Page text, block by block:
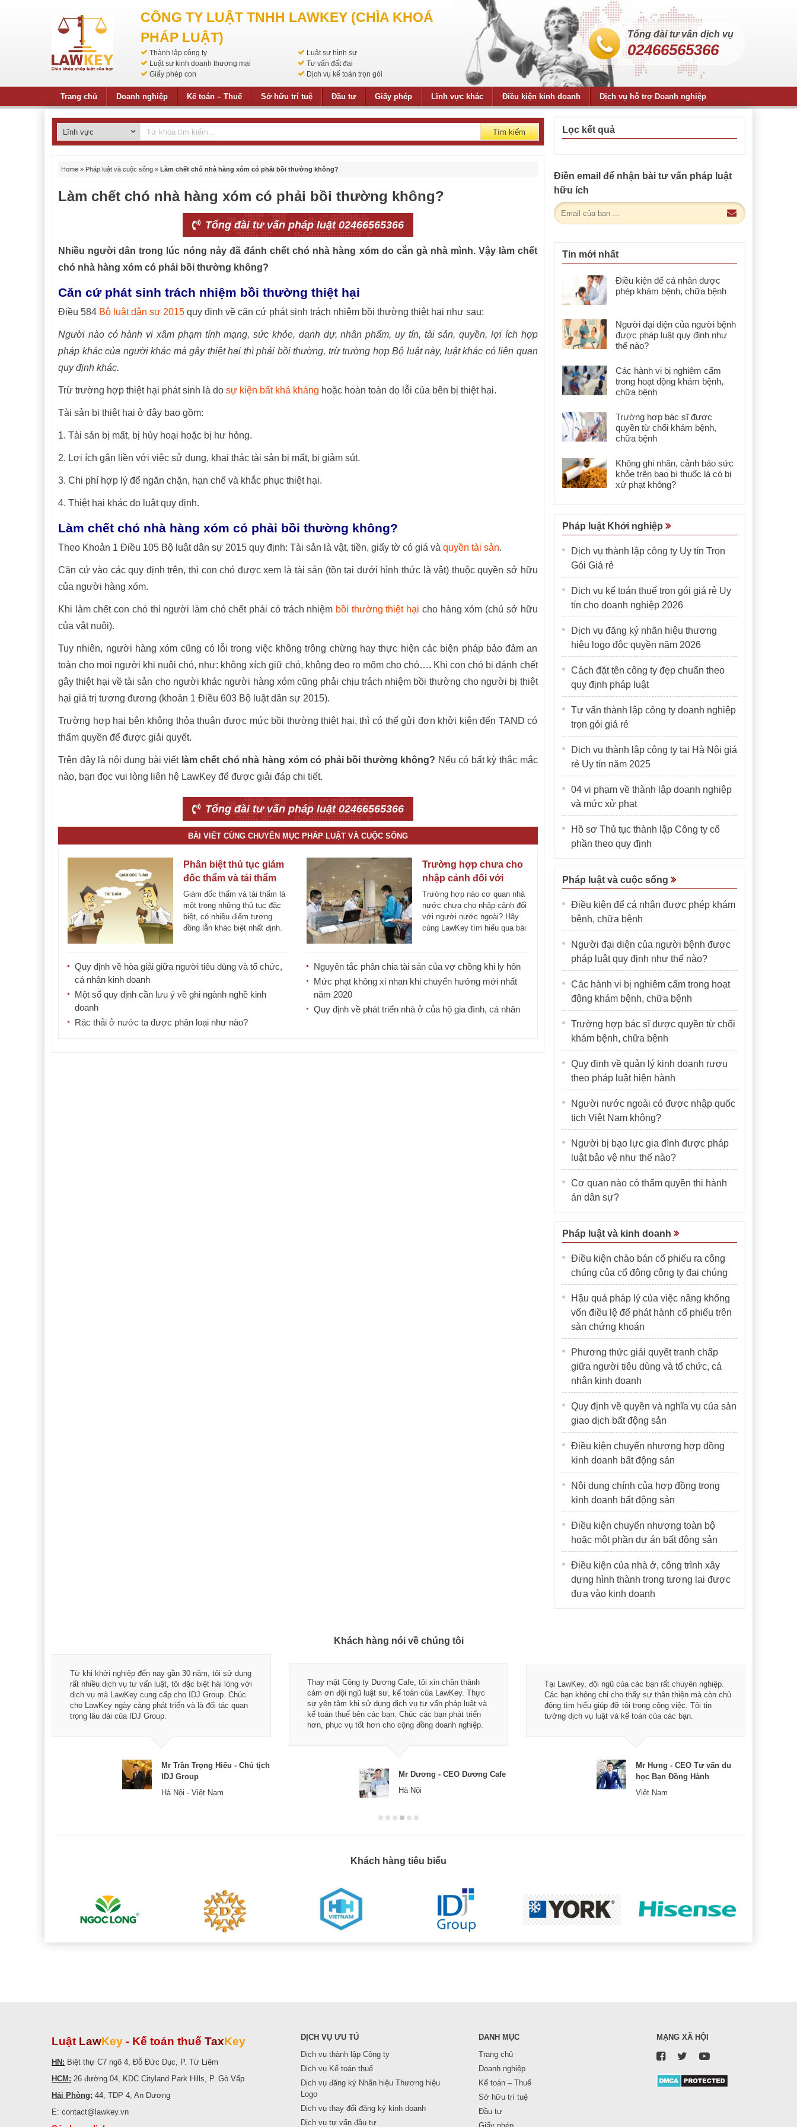
CÔNG TY LUẬT TNHH LAWKEY (CHÌA KHOÁ
PHÁP LUẬT)
Thành lập công ty
Luật sư hình sự
Luật sư kinh doanh thương mại
Tư vấn đất đai
Giấy phép con
Dịch vụ kế toán trọn gói
Tổng đài tư vấn dịch vụ
02466565366
Trang chủ Doanh nghiệp Kế toán – Thuế Sở hữu trí tuệ Đầu tư Giấy phép Lĩnh vực khác Điều kiện kinh doanh Dịch vụ hỗ trợ Doanh nghiệp
Tìm kiếm
Home » Pháp luật và cuộc sống » Làm chết chó nhà hàng xóm có phải bồi thường không?
Làm chết chó nhà hàng xóm có phải bồi thường không?
Tổng đài tư vấn pháp luật 02466565366
Nhiều người dân trong lúc nóng nảy đã đánh chết chó nhà hàng xóm do cắn gà nhà mình. Vậy làm chết
chó nhà hàng xóm có phải bồi thường không?
Căn cứ phát sinh trách nhiệm bồi thường thiệt hại
Điều 584 Bộ luật dân sự 2015 quy định về căn cứ phát sinh trách nhiệm bồi thường thiệt hại như sau:
Người nào có hành vi xâm phạm tính mạng, sức khỏe, danh dự, nhân phẩm, uy tín, tài sản, quyền, lợi ích hợp
pháp khác của người khác mà gây thiệt hại thì phải bồi thường, trừ trường hợp Bộ luật này, luật khác có liên quan
quy định khác.
Trừ trường hợp thiệt hại phát sinh là do sự kiện bất khả kháng hoặc hoàn toàn do lỗi của bên bị thiệt hại.
Tài sản bị thiệt hại ở đây bao gồm:
1. Tài sản bị mất, bị hủy hoại hoặc bị hư hỏng.
2. Lợi ích gắn liền với việc sử dụng, khai thác tài sản bị mất, bị giảm sút.
3. Chi phí hợp lý để ngăn chặn, hạn chế và khắc phục thiệt hại.
4. Thiệt hại khác do luật quy định.
Làm chết chó nhà hàng xóm có phải bồi thường không?
Theo Khoản 1 Điều 105 Bộ luật dân sự 2015 quy định: Tài sản là vật, tiền, giấy tờ có giá và quyền tài sản.
Căn cứ vào các quy định trên, thì con chó được xem là tài sản (tồn tại dưới hình thức là vật) thuộc quyền sở hữu
của người hàng xóm.
Khi làm chết con chó thì người làm chó chết phải có trách nhiệm bồi thường thiệt hại cho hàng xóm (chủ sở hữu
của vật nuôi).
Tuy nhiên, người hàng xóm cũng có lỗi trong việc không trông chừng hay thực hiện các biện pháp bảo đảm an
toàn cho mọi người khi nuôi chó, như: không xích giữ chó, không đeo rọ mõm cho chó…. Khi con chó bị đánh chết
gây thiệt hại về tài sản cho người khác người hàng xóm cũng phải chịu trách nhiệm bồi thường cho người bị thiệt
hại giá trị tương đương (khoản 1 Điều 603 Bộ luật dân sự 2015).
Trường hợp hai bên không thỏa thuận được mức bồi thường thiệt hại, thì có thể gửi đơn khởi kiện đến TAND có
thẩm quyền để được giải quyết.
Trên đây là nội dung bài viết làm chết chó nhà hàng xóm có phải bồi thường không? Nếu có bất kỳ thắc mắc
nào, bạn đọc vui lòng liên hệ LawKey để được giải đáp chi tiết.
Tổng đài tư vấn pháp luật 02466565366
BÀI VIẾT CÙNG CHUYÊN MỤC PHÁP LUẬT VÀ CUỘC SỐNG
Phân biệt thủ tục giám
đốc thẩm và tái thẩm
trong tố tụng dân sự
Giám đốc thẩm và tái thẩm là
một trong những thủ tục đặc
biệt, có nhiều điểm tương
đồng lẫn khác biệt nhất định.
Quy định về hòa giải giữa người tiêu dùng và tổ chức,
cá nhân kinh doanh
Một số quy định cần lưu ý về ghi ngành nghề kinh
doanh
Rác thải ở nước ta được phân loại như nào?
Trường hợp chưa cho
nhập cảnh đối với
người nước ngoài
Trường hợp nào cơ quan nhà
nước chưa cho nhập cảnh đối
với người nước ngoài? Hãy
cùng LawKey tìm hiểu qua bài
Nguyên tắc phân chia tài sản của vợ chồng khi ly hôn
Mức phạt không xi nhan khi chuyển hướng mới nhất
năm 2020
Quy định về phát triển nhà ở của hộ gia đình, cá nhân
Lọc kết quả
Điền email để nhận bài tư vấn pháp luật
hữu ích
Tin mới nhất
Điều kiện để cá nhân được
phép khám bệnh, chữa bệnh
Người đại diện của người bệnh
được pháp luật quy định như
thế nào?
Các hành vi bị nghiêm cấm
trong hoạt động khám bệnh,
chữa bệnh
Trường hợp bác sĩ được
quyền từ chối khám bệnh,
chữa bệnh
Không ghi nhãn, cảnh báo sức
khỏe trên bao bì thuốc lá có bị
xử phạt không?
Pháp luật Khởi nghiệp
Dịch vụ thành lập công ty Uy tín Trọn
Gói Giá rẻ
Dịch vụ kế toán thuế trọn gói giá rẻ Uy
tín cho doanh nghiệp 2026
Dịch vụ đăng ký nhãn hiệu thương
hiệu logo độc quyền năm 2026
Cách đặt tên công ty đẹp chuẩn theo
quy định pháp luật
Tư vấn thành lập công ty doanh nghiệp
trọn gói giá rẻ
Dịch vụ thành lập công ty tại Hà Nội giá
rẻ Uy tín năm 2025
04 vi phạm về thành lập doanh nghiệp
và mức xử phạt
Hồ sơ Thủ tục thành lập Công ty cổ
phần theo quy định
Pháp luật và cuộc sống
Điều kiện để cá nhân được phép khám
bệnh, chữa bệnh
Người đại diện của người bệnh được
pháp luật quy định như thế nào?
Các hành vi bị nghiêm cấm trong hoạt
động khám bệnh, chữa bệnh
Trường hợp bác sĩ được quyền từ chối
khám bệnh, chữa bệnh
Quy định về quản lý kinh doanh rượu
theo pháp luật hiện hành
Người nước ngoài có được nhập quốc
tịch Việt Nam không?
Người bị bạo lực gia đình được pháp
luật bảo vệ như thế nào?
Cơ quan nào có thẩm quyền thi hành
án dân sự?
Pháp luật và kinh doanh
Điều kiện chào bán cổ phiếu ra công
chúng của cổ đông công ty đại chúng
Hậu quả pháp lý của việc nâng khống
vốn điều lệ để phát hành cổ phiếu trên
sàn chứng khoán
Phương thức giải quyết tranh chấp
giữa người tiêu dùng và tổ chức, cá
nhân kinh doanh
Quy định về quyền và nghĩa vụ của sàn
giao dịch bất động sản
Điều kiện chuyển nhượng hợp đồng
kinh doanh bất động sản
Nội dung chính của hợp đồng trong
kinh doanh bất động sản
Điều kiện chuyển nhượng toàn bộ
hoặc một phần dự án bất động sản
Điều kiện của nhà ở, công trình xây
dựng hình thành trong tương lai được
đưa vào kinh doanh
Khách hàng nói về chúng tôi
Từ khi khởi nghiệp đến nay gần 30 năm, tôi sử dụng
rất nhiều dịch vụ tư vấn luật, tôi đặc biệt hài lòng với
dịch vụ mà LawKey cung cấp cho IDJ Group. Chúc
cho LawKey ngày càng phát triển và là đối tác quan
trọng lâu dài của IDJ Group.
Mr Trần Trọng Hiếu - Chủ tịch
IDJ Group
Hà Nội - Việt Nam
Thay mặt Công ty Dương Cafe, tôi xin chân thành
cảm ơn đội ngũ luật sư, kế toán của LawKey. Thực
sự yên tâm khi sử dụng dịch vụ tư vấn pháp luật và
kế toán thuế bên các bạn. Chúc các bạn phát triển
hơn, phục vụ tốt hơn cho cộng đồng doanh nghiệp.
Mr Dương - CEO Dương Cafe
Hà Nội
Tại LawKey, đội ngũ của các bạn rất chuyên nghiệp.
Các bạn không chỉ cho thấy sự thân thiện mà còn chủ
động tìm hiểu giúp đỡ tôi trong công việc. Tôi tin
tưởng dịch vụ luật và kế toán của các bạn.
Mr Hưng - CEO Tư vấn du
học Bạn Đồng Hành
Việt Nam
Khách hàng tiêu biểu
Luật LawKey - Kế toán thuế TaxKey
HN: Biệt thự C7 ngõ 4, Đỗ Đức Dục, P. Từ Liêm
HCM: 26 đường 04, KDC Cityland Park Hills, P. Gò Vấp
Hải Phòng: 44, TDP 4, An Dương
E: contact@lawkey.vn
DỊCH VỤ ƯU TÚ
Dịch vụ thành lập Công ty
Dịch vụ Kế toán thuế
Dịch vụ đăng ký Nhãn hiệu Thương hiệu
Logo
Dịch vụ thay đổi đăng ký kinh doanh
Dịch vụ tư vấn đầu tư
DANH MỤC
Trang chủ
Doanh nghiệp
Kế toán – Thuế
Sở hữu trí tuệ
Đầu tư
MẠNG XÃ HỘI